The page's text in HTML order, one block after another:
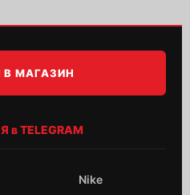
В МАГАЗИН
в TELEGRAM
Nike